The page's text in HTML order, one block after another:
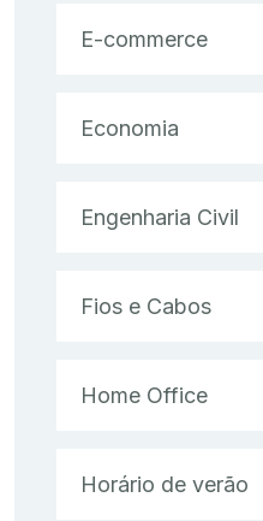
E-commerce
Economia
Engenharia Civil
Fios e Cabos
Home Office
Horário de verão